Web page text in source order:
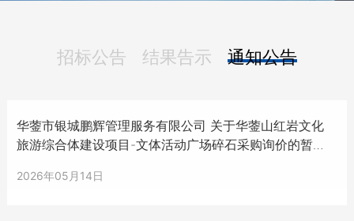
招标公告 结果告示 通知公告
华蓥市银城鹏辉管理服务有限公司 关于华蓥山红岩文化
旅游综合体建设项目-文体活动广场碎石采购询价的暂停
2026年05月14日